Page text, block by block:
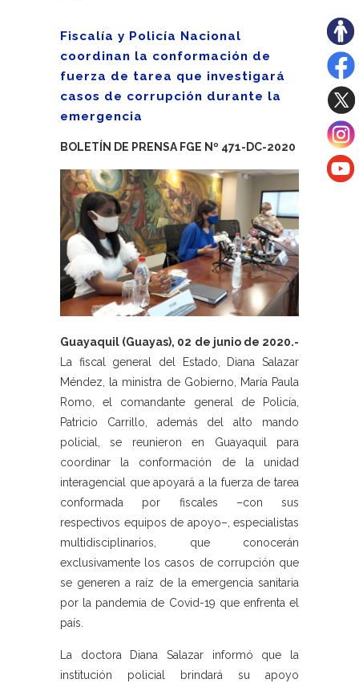
Fiscalía y Policía Nacional
coordinan la conformación de
fuerza de tarea que investigará
casos de corrupción durante la
emergencia
BOLETÍN DE PRENSA FGE Nº 471-DC-2020
Guayaquil (Guayas), 02 de junio de 2020.-
La fiscal general del Estado, Diana Salazar
Méndez, la ministra de Gobierno, María Paula
Romo, el comandante general de Policía,
Patricio Carrillo, además del alto mando
policial, se reunieron en Guayaquil para
coordinar la conformación de la unidad
interagencial que apoyará a la fuerza de tarea
conformada por fiscales –con sus
respectivos equipos de apoyo–, especialistas
multidisciplinarios, que conocerán
exclusivamente los casos de corrupción que
se generen a raíz de la emergencia sanitaria
por la pandemia de Covid-19 que enfrenta el
país.
La doctora Diana Salazar informó que la
institución policial brindará su apoyo